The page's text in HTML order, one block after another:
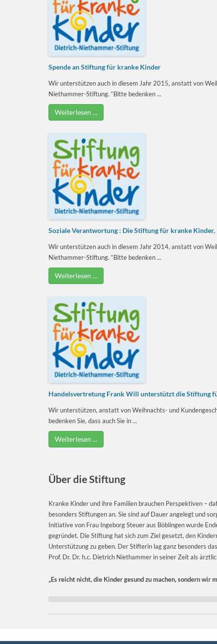
Spende an Stiftung für kranke Kinder
Wir unterstützen auch in diesem Jahr 2015, anstatt von
Niethammer-Stiftung. “Bitte bedenken ...
Weiterlesen …
Soziale Verantwortung : Die Stiftung für kranke
Wir unterstützen auch in diesem Jahr 2014, anstatt von
Niethammer-Stiftung. “Bitte bedenken ...
Weiterlesen …
Handelsvertretung Frank Will unterstützt die Stiftung
Wir unterstützen, anstatt von Weihnachts- und
bedenken Sie, dass auch Sie in ...
Weiterlesen …
Über die Stiftung
Kranke Kinder und ihre Familien brauchen Perspektiven –
besonders Stiftungen an. Sie sind auf Dauer angelegt und
Initiative von Frau Ingeborg Steuer aus Böblingen wurde
gegründet. Die Stiftung hat sich zum Ziel gesetzt, den
Unterstützung zu geben. Der Stifterin lag ganz besonders
Prof. Dr. Dr. h.c. Dietrich Niethammer in seiner Zeit als
„Es reicht nicht, die Kinder gesund zu machen, sondern wir